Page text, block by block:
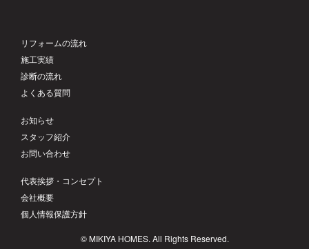
リフォームの流れ
施工実績
診断の流れ
よくある質問
お知らせ
スタッフ紹介
お問い合わせ
代表挨拶・コンセプト
会社概要
個人情報保護方針
© MIKIYA HOMES. All Rights Reserved.